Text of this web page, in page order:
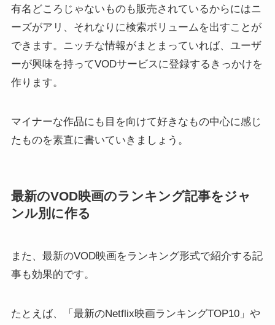
有名どころじゃないものも販売されているからにはニ
ーズがアリ、それなりに検索ボリュームを出すことが
できます。ニッチな情報がまとまっていれば、ユーザ
ーが興味を持ってVODサービスに登録するきっかけを
作ります。
マイナーな作品にも目を向けて好きなもの中心に感じ
たものを素直に書いていきましょう。
最新のVOD映画のランキング記事をジャ
ンル別に作る
また、最新のVOD映画をランキング形式で紹介する記
事も効果的です。
たとえば、「最新のNetflix映画ランキングTOP10」や